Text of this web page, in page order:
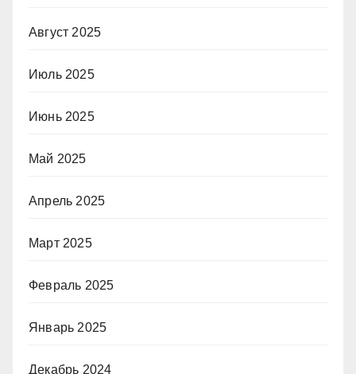
Август 2025
Июль 2025
Июнь 2025
Май 2025
Апрель 2025
Март 2025
Февраль 2025
Январь 2025
Декабрь 2024